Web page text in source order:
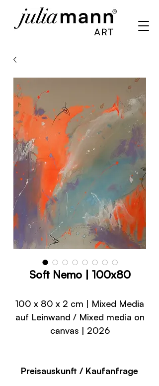
Soft Nemo | 100x80
100 x 80 x 2 cm | Mixed Media
auf Leinwand / Mixed media on
canvas | 2026
Preisauskunft / Kaufanfrage